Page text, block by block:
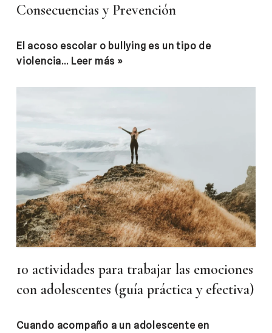
Consecuencias y Prevención
El acoso escolar o bullying es un tipo de
violencia… Leer más »
10 actividades para trabajar las emociones
con adolescentes (guía práctica y efectiva)
Cuando acompaño a un adolescente en